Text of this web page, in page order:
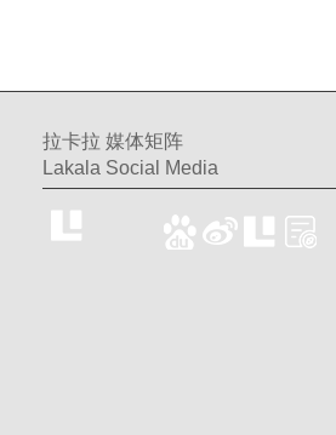
拉卡拉 媒体矩阵
Lakala Social Media